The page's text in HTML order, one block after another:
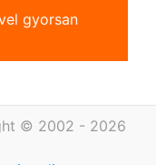
gyorsan
© 2002 - 2026